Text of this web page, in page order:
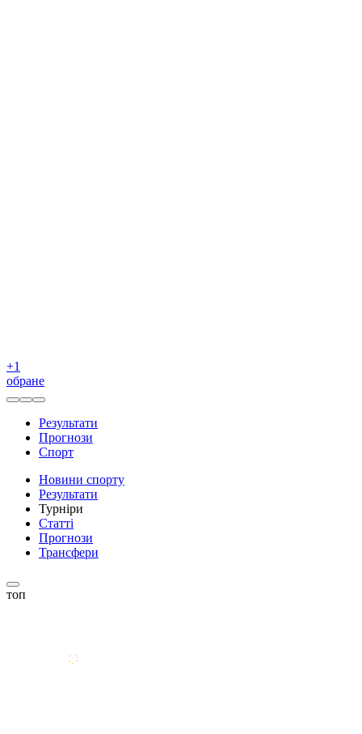
+1
обране
Результати
Прогнози
Спорт
Новини спорту
Результати
Турніри
Статті
Прогнози
Трансфери
топ